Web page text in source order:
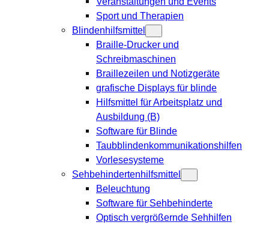
Sport und Therapien
Blindenhilfsmittel
Braille-Drucker und
Schreibmaschinen
Braillezeilen und Notizgeräte
grafische Displays für blinde
Hilfsmittel für Arbeitsplatz und
Ausbildung (B)
Software für Blinde
Taubblindenkommunikationshilfen
Vorlesesysteme
Sehbehindertenhilfsmittel
Beleuchtung
Software für Sehbehinderte
Optisch vergrößernde Sehhilfen